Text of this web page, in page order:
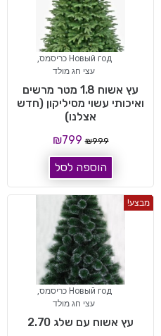
Новый год כריסמס
,
עצי חג מולד
עץ אשוח 1.8 מטר מרשים
ואיכותי עשוי מסיליקון (חדש
אצלנו)
₪999
₪799
הוספה לסל
מבצע!
Новый год כריסמס
,
עצי חג מולד
עץ אשוח עם שלג 2.70